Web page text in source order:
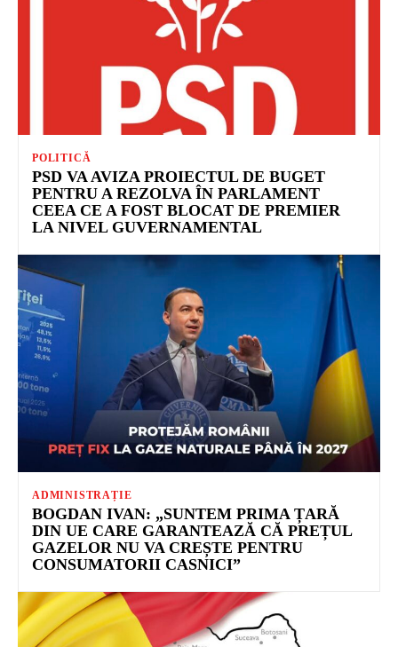
POLITICĂ
PSD VA AVIZA PROIECTUL DE BUGET
PENTRU A REZOLVA ÎN PARLAMENT
CEEA CE A FOST BLOCAT DE PREMIER
LA NIVEL GUVERNAMENTAL
ADMINISTRAȚIE
BOGDAN IVAN: „SUNTEM PRIMA ȚARĂ
DIN UE CARE GARANTEAZĂ CĂ PREȚUL
GAZELOR NU VA CREȘTE PENTRU
CONSUMATORII CASNICI”